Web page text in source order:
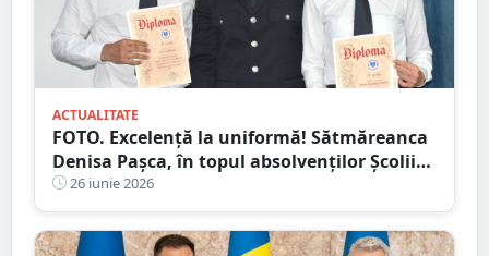
ACTUALITATE
FOTO. Excelență la uniformă! Sătmăreanca
Denisa Pașca, în topul absolvenților Școlii
de Agenți de Poliție
26 iunie 2026